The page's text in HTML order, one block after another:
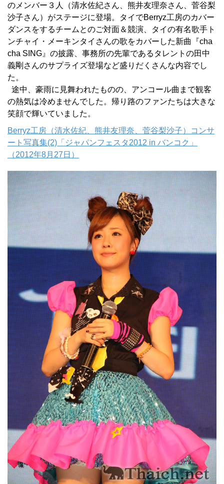
のメンバー３人（清水佐紀さん、熊井友理奈さん、菅谷梨
沙子さん）がステージに登場。タイでBerryz工房のカバー
ダンスをするチームとのご対面＆競演、タイの有名歌手ト
ンチャイ・メーキンタイさんの歌をカバーした新曲『cha
cha SING』の披露、事務所の先輩であるタレントの田中
義剛さんのサプライズ登場など盛りだくさんな内容でし
た。
途中、豪雨に見舞われたものの、アンコール曲まで観客
の熱気は冷めませんでした。帰り路のファンたちは大きな
笑顔で輝いていました。
Berryz工房（清水佐紀、熊井友理奈、菅谷梨沙子）コンサ
ート写真集(2)「ジャパンフェスタ2012 in バンコク」
（2012年8月27日）